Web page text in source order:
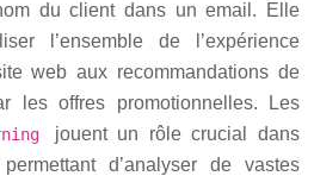
du client dans un email. Elle
l’ensemble de l’expérience
web aux recommandations de
les offres promotionnelles. Les
jouent un rôle crucial dans
d’analyser de vastes